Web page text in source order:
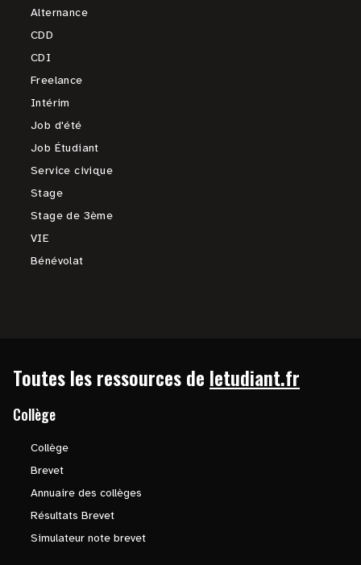
Alternance
CDD
CDI
Freelance
Intérim
Job d'été
Job Étudiant
Service civique
Stage
Stage de 3ème
VIE
Bénévolat
Toutes les ressources de letudiant.fr
Collège
Collège
Brevet
Annuaire des collèges
Résultats Brevet
Simulateur note brevet